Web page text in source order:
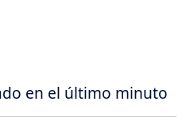
en el último minuto